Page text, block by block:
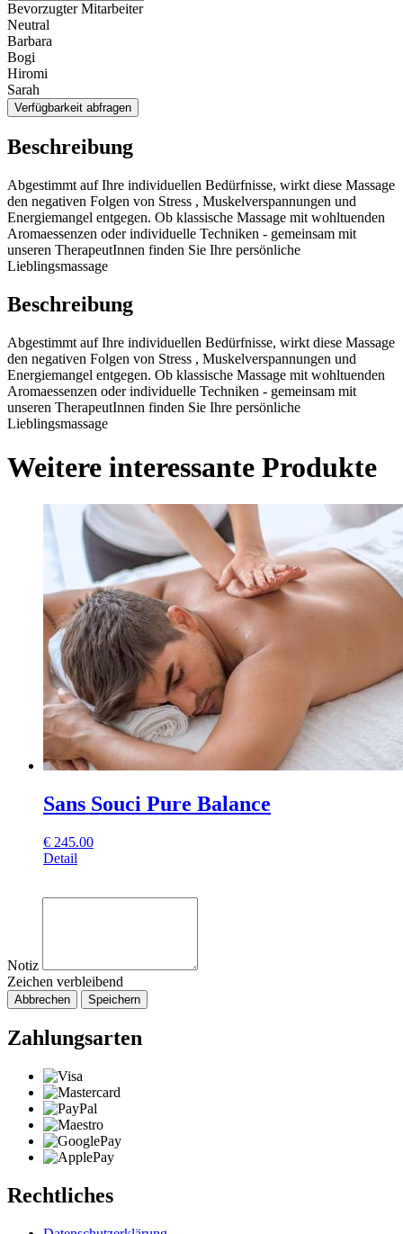
Bevorzugter Mitarbeiter
Neutral
Barbara
Bogi
Hiromi
Sarah
Verfügbarkeit abfragen
Beschreibung
Abgestimmt auf Ihre individuellen Bedürfnisse, wirkt diese Massage
den negativen Folgen von Stress , Muskelverspannungen und
Energiemangel entgegen. Ob klassische Massage mit wohltuenden
Aromaessenzen oder individuelle Techniken - gemeinsam mit
unseren TherapeutInnen finden Sie Ihre persönliche
Lieblingsmassage
Beschreibung
Abgestimmt auf Ihre individuellen Bedürfnisse, wirkt diese Massage
den negativen Folgen von Stress , Muskelverspannungen und
Energiemangel entgegen. Ob klassische Massage mit wohltuenden
Aromaessenzen oder individuelle Techniken - gemeinsam mit
unseren TherapeutInnen finden Sie Ihre persönliche
Lieblingsmassage
Weitere interessante Produkte
Sans Souci Pure Balance
€ 245.00
Detail
Notiz
Zeichen verbleibend
Abbrechen Speichern
Zahlungsarten
Rechtliches